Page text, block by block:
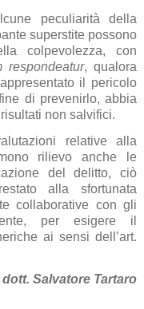
peculiarità della
superstite possono
colpevolezza, con
respondeatur, qualora
il pericolo
di prevenirlo, abbia
non salvifici.
relative alla
rilievo anche le
del delitto, ciò
alla sfortunata
collaborative con gli
per esigere il
ai sensi dell’art.
dott. Salvatore Tartaro